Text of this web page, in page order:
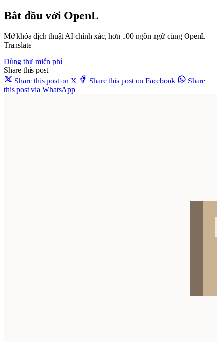
Bắt đầu với OpenL
Mở khóa dịch thuật AI chính xác, hơn 100 ngôn ngữ cùng OpenL
Translate
Dùng thử miễn phí
Share this post
Share this post on X
Share this post on Facebook
Share
this post via WhatsApp